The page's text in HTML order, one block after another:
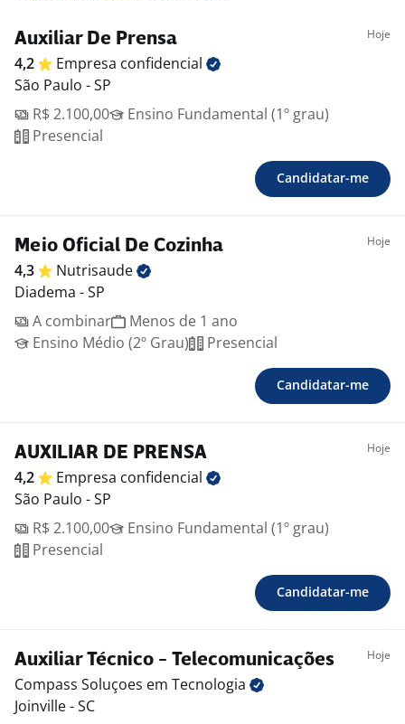
Auxiliar De Prensa Hoje
4,2 Empresa confidencial
São Paulo - SP
R$ 2.100,00
Ensino Fundamental (1º grau)
Presencial
Candidatar-me
Meio Oficial De Cozinha Hoje
4,3
Nutrisaude
Diadema - SP
A combinar
Menos de 1 ano
Ensino Médio (2º Grau)
Presencial
Candidatar-me
AUXILIAR DE PRENSA Hoje
4,2 Empresa confidencial
São Paulo - SP
R$ 2.100,00
Ensino Fundamental (1º grau)
Presencial
Candidatar-me
Auxiliar Técnico - Telecomunicações Hoje
Compass Soluçoes em Tecnologia
Joinville - SC